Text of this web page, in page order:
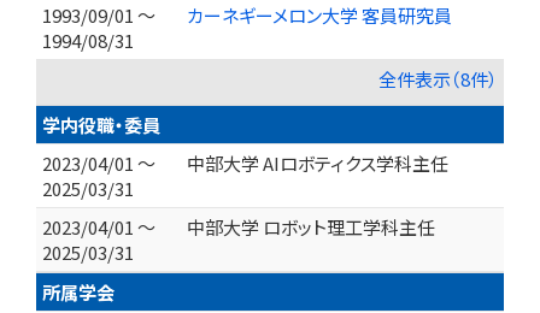
1993/09/01 ～
1994/08/31
カーネギーメロン大学 客員研究員
全件表示（8件）
学内役職・委員
2023/04/01 ～
2025/03/31
中部大学 AIロボティクス学科主任
2023/04/01 ～
2025/03/31
中部大学 ロボット理工学科主任
所属学会